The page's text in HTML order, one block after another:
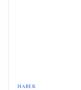
HABER